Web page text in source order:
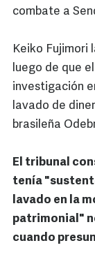
combate a
Keiko Fujimori
luego de que
investigación
lavado de
brasileña
El tribunal
tenía
lavado en la
patrimonial"
cuando